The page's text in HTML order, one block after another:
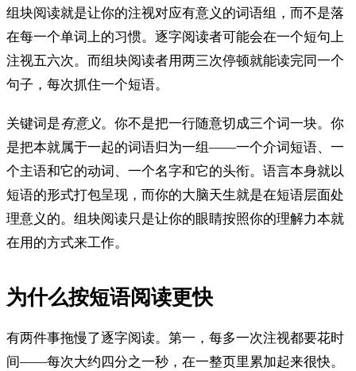
组块阅读就是让你的注视对应有意义的词语组，而不是落
在每一个单词上的习惯。逐字阅读者可能会在一个短句上
注视五六次。而组块阅读者用两三次停顿就能读完同一个
句子，每次抓住一个短语。
关键词是有意义。你不是把一行随意切成三个词一块。你
是把本就属于一起的词语归为一组——一个介词短语、一
个主语和它的动词、一个名字和它的头衔。语言本身就以
短语的形式打包呈现，而你的大脑天生就是在短语层面处
理意义的。组块阅读只是让你的眼睛按照你的理解力本就
在用的方式来工作。
为什么按短语阅读更快
有两件事拖慢了逐字阅读。第一，每多一次注视都要花时
间——每次大约四分之一秒，在一整页里累加起来很快。